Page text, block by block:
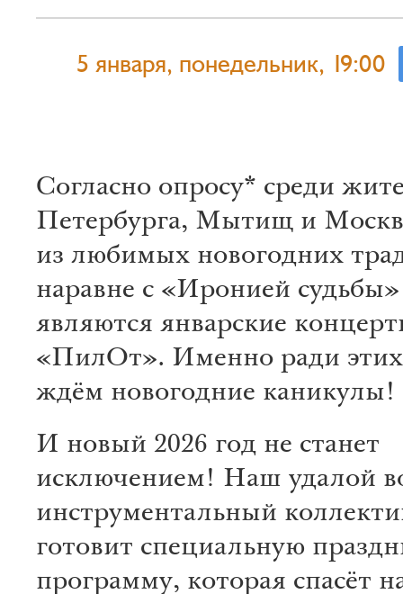
5 января, понедельник, 19:00
Согласно опросу* среди
Петербурга, Мытищ и
из любимых новогодних
наравне с «Иронией
являются январские
«ПилОт». Именно ради
ждём новогодние каникулы!
И новый 2026 год не станет
исключением! Наш удалой
инструментальный
готовит специальную
программу, которая спасёт